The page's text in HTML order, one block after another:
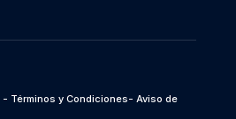
- Términos y Condiciones- Aviso de